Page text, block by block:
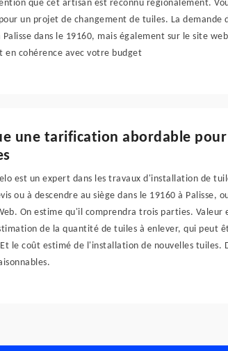
que cet artisan est reconnu régionalement.
un projet de changement de tuiles. La demande
dans le 19160, mais également sur le site
en cohérence avec votre budget
une tarification abordable pour
est un expert dans les travaux d'installation de
ou à descendre au siège dans le 19160 à Palisse,
On estime qu'il comprendra trois parties. Valeur
de la quantité de tuiles à enlever, qui peut
le coût estimé de l'installation de nouvelles tuiles.